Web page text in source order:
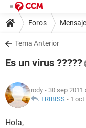
Foros
Tema Anterior
Es un virus ?????
rody - 30 sep 2011
TRIBISS - 1 oct
Hola,